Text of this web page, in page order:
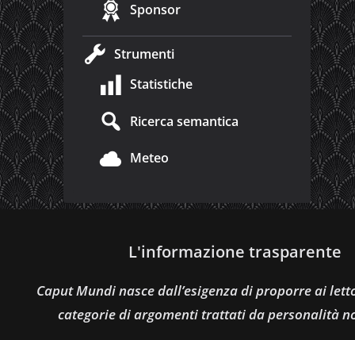
Sponsor
Strumenti
Statistiche
Ricerca semantica
Meteo
L'informazione trasparente
Caput Mundi nasce dall’esigenza di proporre ai
categorie di argomenti trattati da personalità